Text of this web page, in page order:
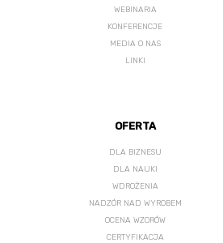
WEBINARIA
KONFERENCJE
MEDIA O NAS
LINKI
OFERTA
DLA BIZNESU
DLA NAUKI
WDROŻENIA
NADZÓR NAD WYROBEM
OCENA WZORÓW
CERTYFIKACJA